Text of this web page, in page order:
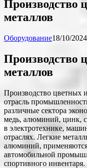
Производство
металлов
Оборудование18/10/2024
Производство
металлов
Производство цветных
отрасль
различные сектора
медь, алюминий, цинк,
в электротехнике,
отраслях. Легкие
алюминий,
автомобильной
спортивного инвентаря.